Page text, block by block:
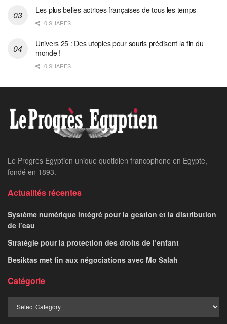
Les plus belles actrices françaises de tous les temps
0 SHARES
Univers 25 : Des utopies pour souris prédisent la fin du
monde !
0 SHARES
Le Progrès Egyptien unique quotidien francophone en Egypte,
fondé en 1893.
Actualités récentes
Système numérique intégré pour la gestion et la distribution
de l’eau
Stratégie pour la protection des droits de l’enfant
Besiktas met fin aux négociations avec Mo Salah
Catégorie